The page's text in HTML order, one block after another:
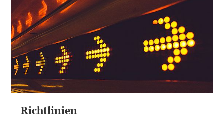
Richtlinien